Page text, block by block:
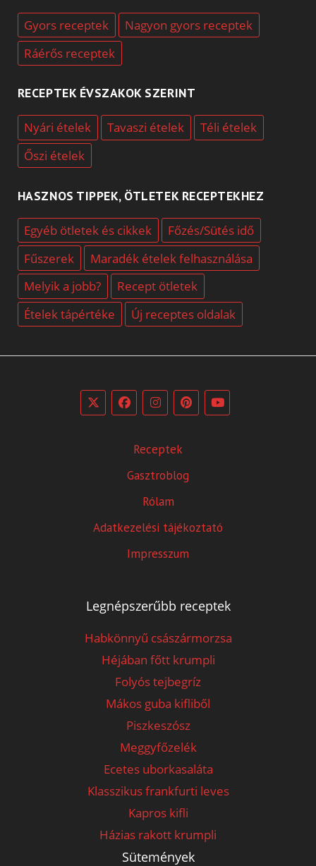
Gyors receptek
Nagyon gyors receptek
Ráérős receptek
RECEPTEK ÉVSZAKOK SZERINT
Nyári ételek Tavaszi ételek
Téli ételek
Őszi ételek
HASZNOS TIPPEK, ÖTLETEK RECEPTEKHEZ
Egyéb ötletek és cikkek
Főzés/Sütés idő
Fűszerek
Maradék ételek felhasználása
Melyik a jobb?
Recept ötletek
Ételek tápértéke
Új receptes oldalak
Receptek
Gasztroblog
Rólam
Adatkezelési tájékoztató
Impresszum
Legnépszerűbb receptek
Habkönnyű császármorzsa
Héjában főtt krumpli
Folyós tejbegríz
Mákos guba kifliből
Piszkeszósz
Meggyfőzelék
Ecetes uborkasaláta
Klasszikus frankfurti leves
Kapros kifli
Házias rakott krumpli
Sütemények